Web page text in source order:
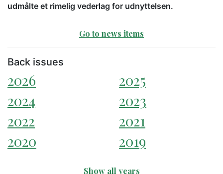
udmålte et rimelig vederlag for udnyttelsen.
Go to news items
Back issues
2026
2025
2024
2023
2022
2021
2020
2019
Show all years